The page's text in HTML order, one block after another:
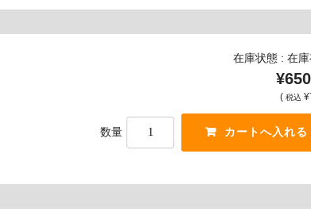
在庫状態 : 在庫
¥650
( 税込
数量